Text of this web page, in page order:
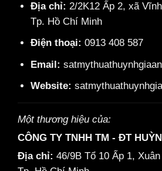
Địa chỉ: 2/2K12 Ấp 2, xã
Tp. Hồ Chí Minh
Điện thoại: 0913 408 587
Email:
Website:
Một thương hiệu của:
CÔNG TY TNHH TM - ĐT
Địa chỉ: 46/9B Tổ 10 Ấp 1,